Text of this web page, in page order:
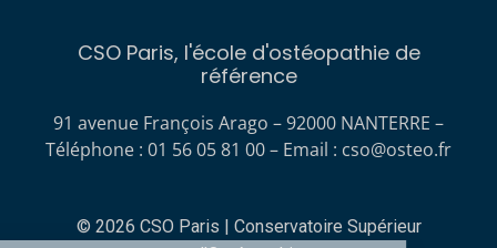
CSO Paris, l'école d'ostéopathie de
référence
91 avenue François Arago – 92000 NANTERRE –
Téléphone : 01 56 05 81 00 – Email : cso@osteo.fr
© 2026 CSO Paris | Conservatoire Supérieur